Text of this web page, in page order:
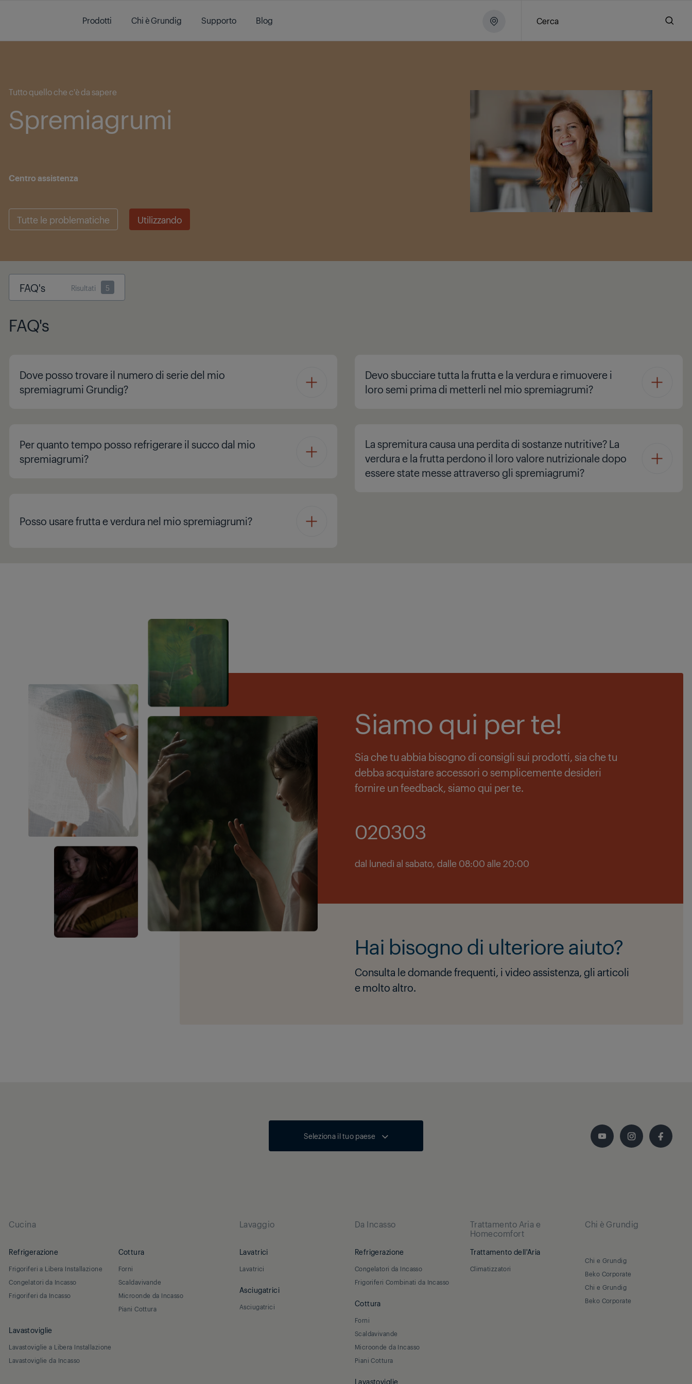
Prodotti
Chi è Grundig Supporto Blog Cerca
Tutto quello che c'è da sapere
Spremiagrumi
Centro assistenza
Tutte le problematiche Utilizzando
FAQ's Risultati 5
FAQ's
Dove posso trovare il numero di serie del mio
spremiagrumi Grundig?
Per quanto tempo posso refrigerare il succo dal mio
spremiagrumi?
Posso usare frutta e verdura nel mio spremiagrumi?
Devo sbucciare tutta la frutta e la verdura e rimuovere i
loro semi prima di metterli nel mio spremiagrumi?
La spremitura causa una perdita di sostanze nutritive? La
verdura e la frutta perdono il loro valore nutrizionale dopo
essere state messe attraverso gli spremiagrumi?
Siamo qui per te!
Sia che tu abbia bisogno di consigli sui prodotti, sia che tu
debba acquistare accessori o semplicemente desideri
fornire un feedback, siamo qui per te.
020303
dal lunedì al sabato, dalle 08:00 alle 20:00
Hai bisogno di ulteriore aiuto?
Consulta le domande frequenti, i video assistenza, gli articoli
e molto altro.
Seleziona il tuo paese
Cucina
Refrigerazione
Frigoriferi a Libera Installazione
Congelatori da Incasso
Frigoriferi da Incasso
Cottura
Forni
Scaldavivande
Microonde da Incasso
Piani Cottura
Lavastoviglie
Lavastoviglie a Libera Installazione
Lavastoviglie da Incasso
Lavaggio
Lavatrici
Lavatrici
Asciugatrici
Asciugatrici
Da Incasso
Refrigerazione
Congelatori da Incasso
Frigoriferi Combinati da Incasso
Cottura
Forni
Scaldavivande
Microonde da Incasso
Piani Cottura
Lavastoviglie
Trattamento Aria e
Homecomfort
Trattamento dell'Aria
Climatizzatori
Chi è Grundig
Chi e Grundig
Beko Corporate
Chi e Grundig
Beko Corporate